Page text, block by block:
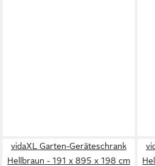
vidaXL Garten-Geräteschrank
Hellbraun - 191 x 895 x 198 cm